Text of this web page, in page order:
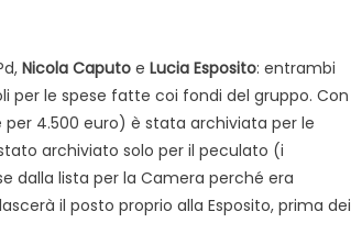
Nicola Caputo e Lucia Esposito: entrambi
per le spese fatte coi fondi del gruppo. Con
4.500 euro) è stata archiviata per le
archiviato solo per il peculato (i
dalla lista per la Camera perché era
il posto proprio alla Esposito, prima dei